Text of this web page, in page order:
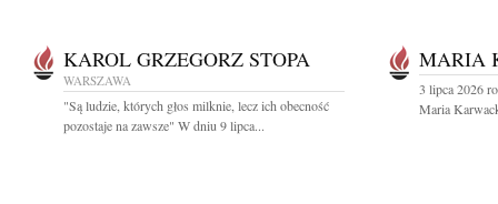
KAROL GRZEGORZ STOPA
WARSZAWA
"Są ludzie, których głos milknie, lecz ich obecność
pozostaje na zawsze" W dniu 9 lipca...
MARIA
3 lipca 2026
Maria